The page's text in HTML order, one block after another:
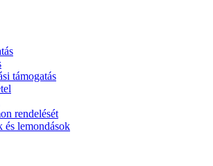
támogatás
rendelését
és lemondások